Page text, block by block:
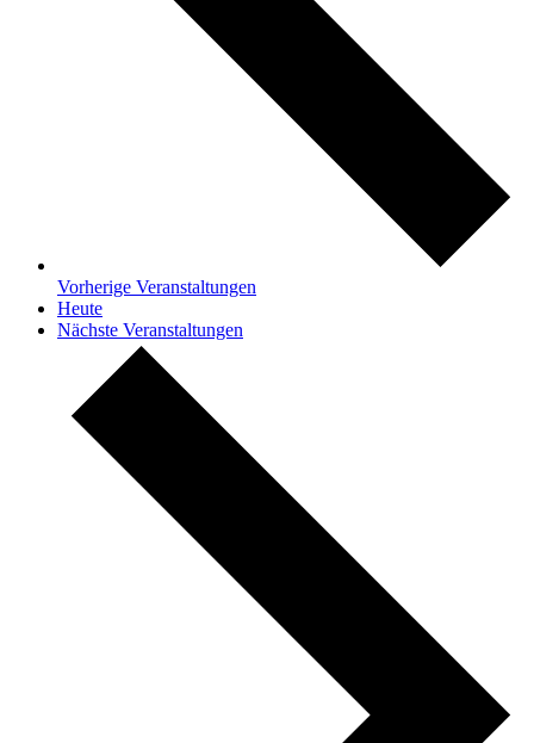
Vorherige Veranstaltungen
Heute
Nächste Veranstaltungen